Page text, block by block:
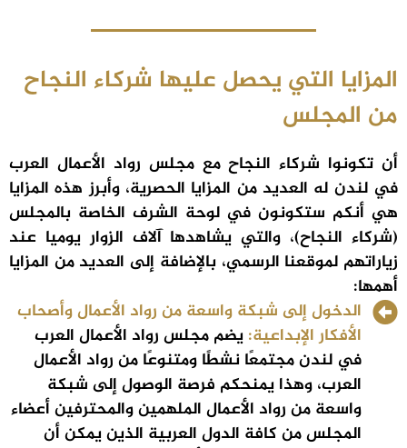
المزايا التي يحصل عليها شركاء النجاح
من المجلس
أن تكونوا شركاء النجاح مع مجلس رواد الأعمال العرب
في لندن له العديد من المزايا الحصرية، وأبرز هذه المزايا
هي أنكم ستكونون في لوحة الشرف الخاصة بالمجلس
(شركاء النجاح)، والتي يشاهدها آلاف الزوار يوميا عند
زياراتهم لموقعنا الرسمي، بالإضافة إلى العديد من المزايا
أهمها:
الدخول إلى شبكة واسعة من رواد الأعمال وأصحاب
الأفكار الإبداعية: يضم مجلس رواد الأعمال العرب
في لندن مجتمعًا نشطًا ومتنوعًا من رواد الأعمال
العرب، وهذا يمنحكم فرصة الوصول إلى شبكة
واسعة من رواد الأعمال الملهمين والمحترفين أعضاء
المجلس من كافة الدول العربية الذين يمكن أن